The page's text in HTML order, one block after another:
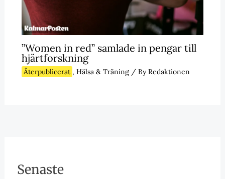
”Women in red” samlade in pengar till
hjärtforskning
Återpublicerat , Hälsa & Träning/ ByRedaktionen
Senaste